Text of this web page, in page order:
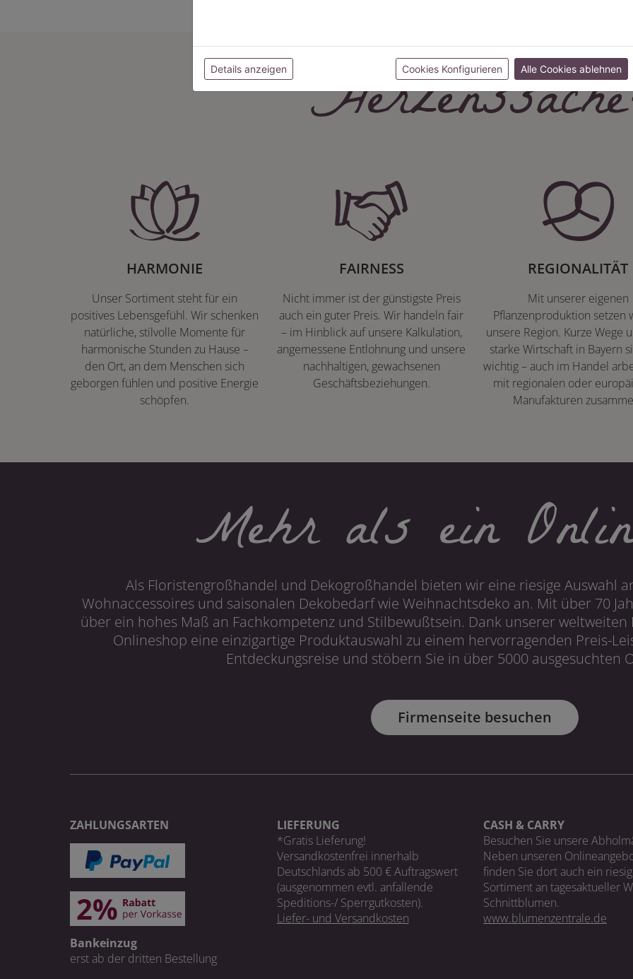
HARMONIE
Unser Sortiment steht für ein
positives Lebensgefühl. Wir schenken
natürliche, stilvolle Momente für
harmonische Stunden zu Hause –
den Ort, an dem Menschen sich
geborgen fühlen und positive Energie
schöpfen.
FAIRNESS
Nicht immer ist der günstigste Preis
auch ein guter Preis. Wir handeln fair
– im Hinblick auf unsere Kalkulation,
angemessene Entlohnung und unsere
nachhaltigen, gewachsenen
Geschäftsbeziehungen.
REGIONALITÄT
Mit unserer eigenen
Pflanzenproduktion setzen
unsere Region. Kurze Wege
starke Wirtschaft in Bayern
wichtig – auch im Handel
mit regionalen oder
Manufakturen
Mehr als ein
Als Floristengroßhandel und Dekogroßhandel bieten wir eine riesige Auswahl
Wohnaccessoires und saisonalen Dekobedarf wie Weihnachtsdeko an. Mit über 70
über ein hohes Maß an Fachkompetenz und Stilbewußtsein. Dank unserer
Onlineshop eine einzigartige Produktauswahl zu einem hervorragenden Preis-
Entdeckungsreise und stöbern Sie in über 5000 ausgesuchten
Firmenseite besuchen
ZAHLUNGSARTEN
Bankeinzug
erst ab der dritten Bestellung
LIEFERUNG
*Gratis Lieferung!
Versandkostenfrei innerhalb
Deutschlands ab 500 € Auftragswert
(ausgenommen evtl. anfallende
Speditions-/ Sperrgutkosten).
Liefer- und Versandkosten
CASH & CARRY
Besuchen Sie unsere
Neben unseren
finden Sie dort auch ein
Sortiment an tagesaktueller
Schnittblumen.
www.blumenzentrale.de
Details anzeigen Cookies Konfigurieren Alle Cookies ablehnen